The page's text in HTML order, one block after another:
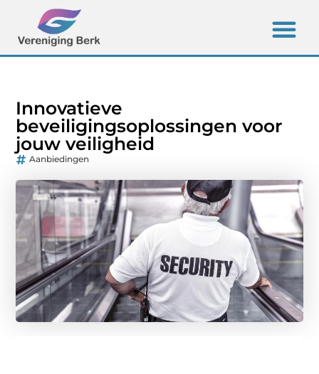
Innovatieve
beveiligingsoplossingen voor
jouw veiligheid
Aanbiedingen